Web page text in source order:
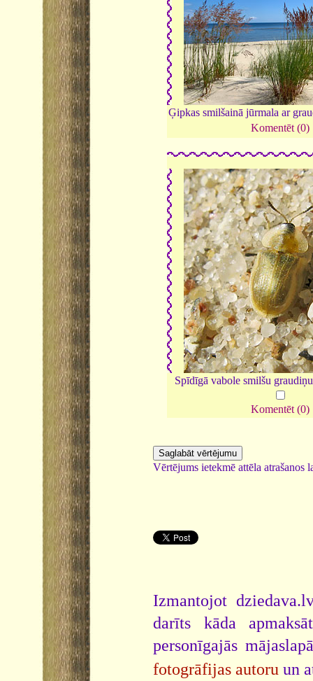
Ģipkas smilšainā jūrmala ar
Komentēt (0)
Spīdīgā vabole smilšu
Komentēt (0)
Vērtējums ietekmē attēla atrašanos
Izmantojot
darīts kāda
personīgajās
fotogrāfijas autoru un